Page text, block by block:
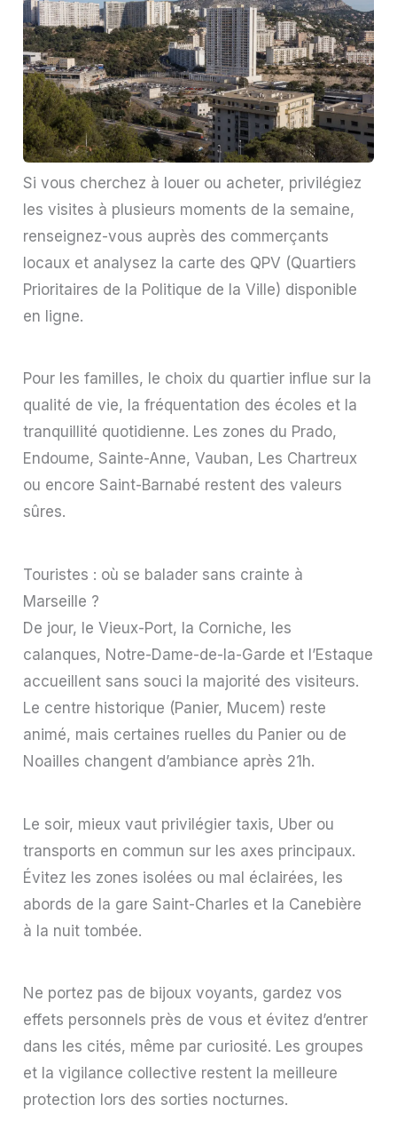
Si vous cherchez à louer ou acheter, privilégiez
les visites à plusieurs moments de la semaine,
renseignez-vous auprès des commerçants
locaux et analysez la carte des QPV (Quartiers
Prioritaires de la Politique de la Ville) disponible
en ligne.
Pour les familles, le choix du quartier influe sur la
qualité de vie, la fréquentation des écoles et la
tranquillité quotidienne. Les zones du Prado,
Endoume, Sainte-Anne, Vauban, Les Chartreux
ou encore Saint-Barnabé restent des valeurs
sûres.
Touristes : où se balader sans crainte à
Marseille ?
De jour, le Vieux-Port, la Corniche, les
calanques, Notre-Dame-de-la-Garde et l’Estaque
accueillent sans souci la majorité des visiteurs.
Le centre historique (Panier, Mucem) reste
animé, mais certaines ruelles du Panier ou de
Noailles changent d’ambiance après 21h.
Le soir, mieux vaut privilégier taxis, Uber ou
transports en commun sur les axes principaux.
Évitez les zones isolées ou mal éclairées, les
abords de la gare Saint-Charles et la Canebière
à la nuit tombée.
Ne portez pas de bijoux voyants, gardez vos
effets personnels près de vous et évitez d’entrer
dans les cités, même par curiosité. Les groupes
et la vigilance collective restent la meilleure
protection lors des sorties nocturnes.